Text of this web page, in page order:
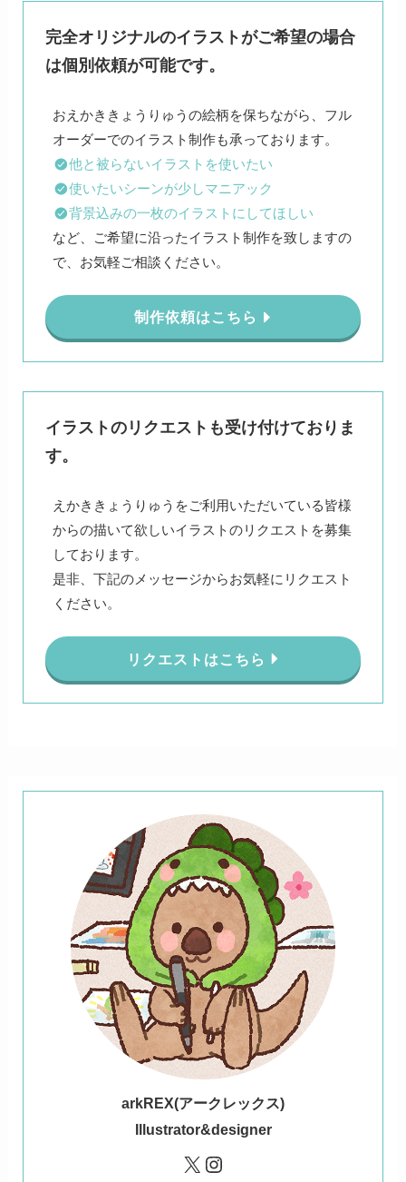
完全オリジナルのイラストがご希望の場合
は個別依頼が可能です。
おえかききょうりゅうの絵柄を保ちながら、フル
他と被らないイラストを使いたい
使いたいシーンが少しマニアック
背景込みの一枚のイラストにしてほしい
など、ご希望に沿ったイラスト制作を致しますの
で、お気軽ご相談ください。
制作依頼はこちら
イラストのリクエストも受け付けておりま
す。
えかききょうりゅうをご利用いただいている皆様
からの描いて欲しいイラストのリクエストを募集
しております。
是非、下記のメッセージからお気軽にリクエスト
ください。
リクエストはこちら
arkREX(アークレックス)
Illustrator&designer
X Instagram